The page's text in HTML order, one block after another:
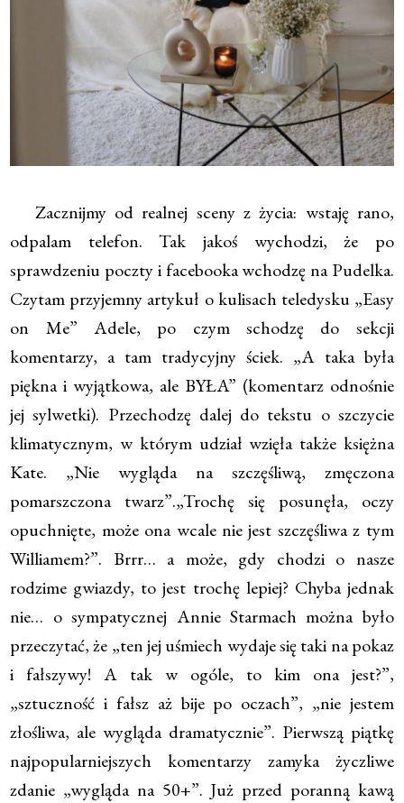
Zacznijmy od realnej sceny z życia: wstaję rano,
odpalam telefon. Tak jakoś wychodzi, że po
sprawdzeniu poczty i facebooka wchodzę na Pudelka.
Czytam przyjemny artykuł o kulisach teledysku „Easy
on Me” Adele, po czym schodzę do sekcji
komentarzy, a tam tradycyjny ściek. „A taka była
piękna i wyjątkowa, ale BYŁA” (komentarz odnośnie
jej sylwetki). Przechodzę dalej do tekstu o szczycie
klimatycznym, w którym udział wzięła także księżna
Kate. „Nie wygląda na szczęśliwą, zmęczona
pomarszczona twarz”.„Trochę się posunęła, oczy
opuchnięte, może ona wcale nie jest szczęśliwa z tym
Williamem?”. Brrr… a może, gdy chodzi o nasze
rodzime gwiazdy, to jest trochę lepiej? Chyba jednak
nie… o sympatycznej Annie Starmach można było
przeczytać, że „ten jej uśmiech wydaje się taki na pokaz
i fałszywy! A tak w ogóle, to kim ona jest?”,
„sztuczność i fałsz aż bije po oczach”, „nie jestem
złośliwa, ale wygląda dramatycznie”. Pierwszą piątkę
najpopularniejszych komentarzy zamyka życzliwe
zdanie „wygląda na 50+”. Już przed poranną kawą